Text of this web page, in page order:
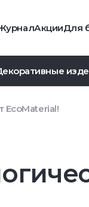
АкцииДля
EcoMaterial!